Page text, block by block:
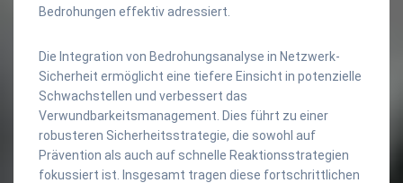
Bedrohungen effektiv adressiert.
Die Integration von Bedrohungsanalyse in Netzwerk-
Sicherheit ermöglicht eine tiefere Einsicht in potenzielle
Schwachstellen und verbessert das
Verwundbarkeitsmanagement. Dies führt zu einer
robusteren Sicherheitsstrategie, die sowohl auf
Prävention als auch auf schnelle Reaktionsstrategien
fokussiert ist. Insgesamt tragen diese fortschrittlichen